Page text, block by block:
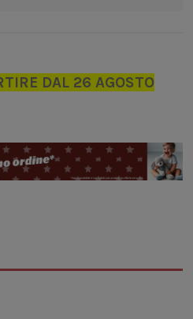
DAL 26 AGOSTO